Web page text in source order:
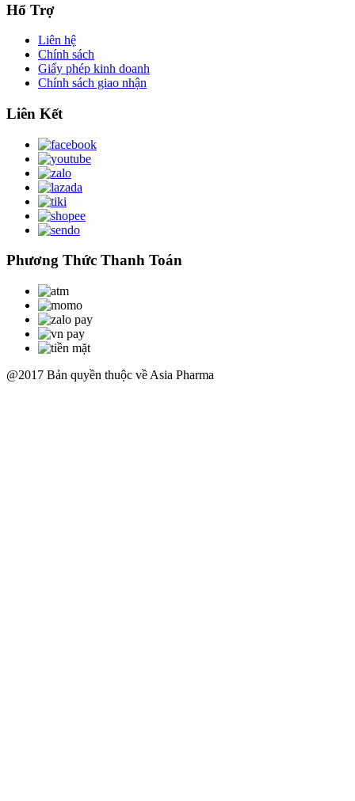
Hổ Trợ
Liên hệ
Chính sách
Giấy phép kinh doanh
Chính sách giao nhận
Liên Kết
Phương Thức Thanh Toán
@2017 Bản quyền thuộc về Asia Pharma